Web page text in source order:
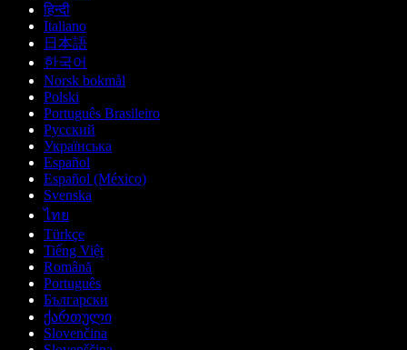
हिन्दी
Italiano
日本語
한국어
Norsk bokmål
Polski
Português Brasileiro
Русский
Українська
Español
Español (México)
Svenska
ไทย
Türkçe
Tiếng Việt
Română
Português
Български
ქართული
Slovenčina